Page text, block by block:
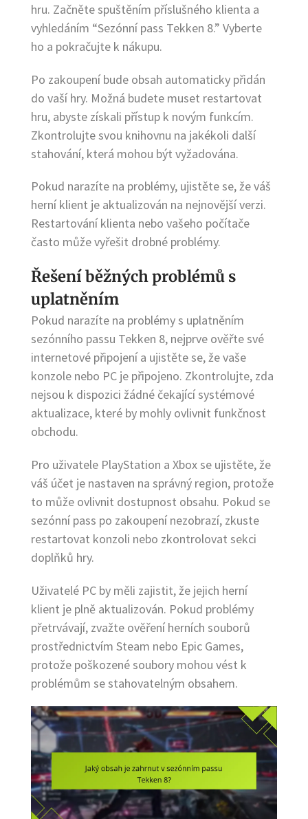
hru. Začněte spuštěním příslušného klienta a
vyhledáním “Sezónní pass Tekken 8.” Vyberte
ho a pokračujte k nákupu.
Po zakoupení bude obsah automaticky přidán
do vaší hry. Možná budete muset restartovat
hru, abyste získali přístup k novým funkcím.
Zkontrolujte svou knihovnu na jakékoli další
stahování, která mohou být vyžadována.
Pokud narazíte na problémy, ujistěte se, že váš
herní klient je aktualizován na nejnovější verzi.
Restartování klienta nebo vašeho počítače
často může vyřešit drobné problémy.
Řešení běžných problémů s
uplatněním
Pokud narazíte na problémy s uplatněním
sezónního passu Tekken 8, nejprve ověřte své
internetové připojení a ujistěte se, že vaše
konzole nebo PC je připojeno. Zkontrolujte, zda
nejsou k dispozici žádné čekající systémové
aktualizace, které by mohly ovlivnit funkčnost
obchodu.
Pro uživatele PlayStation a Xbox se ujistěte, že
váš účet je nastaven na správný region, protože
to může ovlivnit dostupnost obsahu. Pokud se
sezónní pass po zakoupení nezobrazí, zkuste
restartovat konzoli nebo zkontrolovat sekci
doplňků hry.
Uživatelé PC by měli zajistit, že jejich herní
klient je plně aktualizován. Pokud problémy
přetrvávají, zvažte ověření herních souborů
prostřednictvím Steam nebo Epic Games,
protože poškozené soubory mohou vést k
problémům se stahovatelným obsahem.